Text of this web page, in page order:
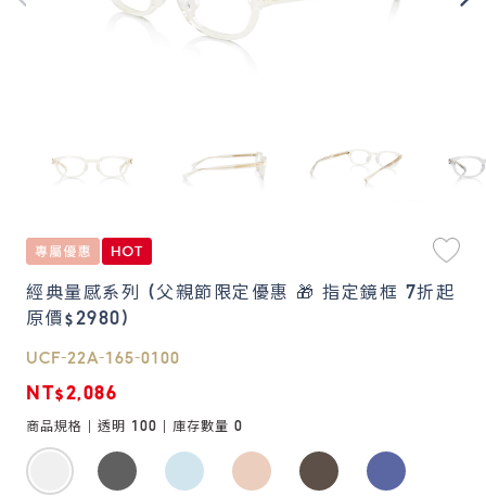
Collection
Online Shop
鏡片說明
Lens
常見問題
FAQ
經典量感系列 (父親節限定優惠 🎁 指定鏡框 7折起
原價$2980)
UCF-22A-165-0100
NT$2,086
商品規格 | 透明 100 | 庫存數量 0